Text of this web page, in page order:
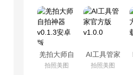
羌拍大师自
拍神器
v0.1.3安卓
拍照美图
AI工具管家
官方版
v1.0.0
拍照美图